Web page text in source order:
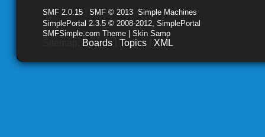
SMF 2.0.15 SMF © 2013 Simple Machines
SimplePortal 2.3.5 © 2008-2012, SimplePortal
SMFSimple.com Theme | Skin Samp
Boards Topics XML